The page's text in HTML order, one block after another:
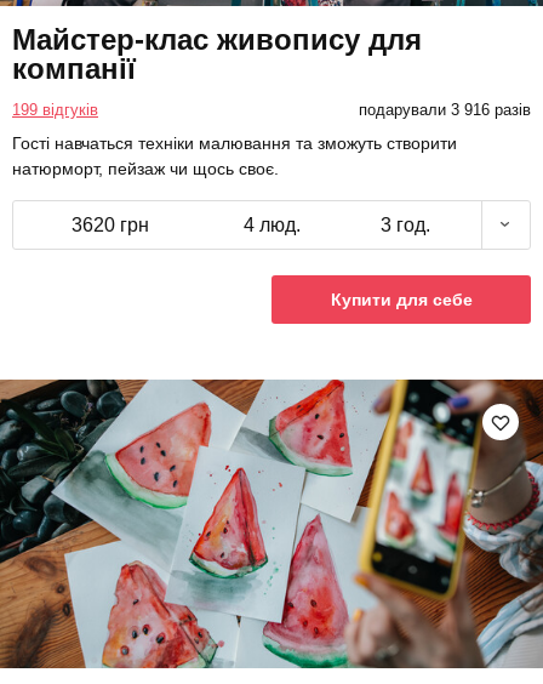
Майстер-клас живопису для
компанії
199 відгуків подарували 3 916 разів
Гості навчаться техніки малювання та зможуть створити
натюрморт, пейзаж чи щось своє.
3620 грн 4 люд. 3 год.
Купити для себе